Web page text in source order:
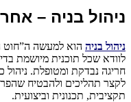
ניהול בניה –
ניהול בניה הוא למעשה ה”חוט
לוודא שכל תוכנית מיושמת
חריגה נבדקת ומטופלת.
לקצר תהליכים ולהבטיח
תקציבית, תכנונית וביצועית.